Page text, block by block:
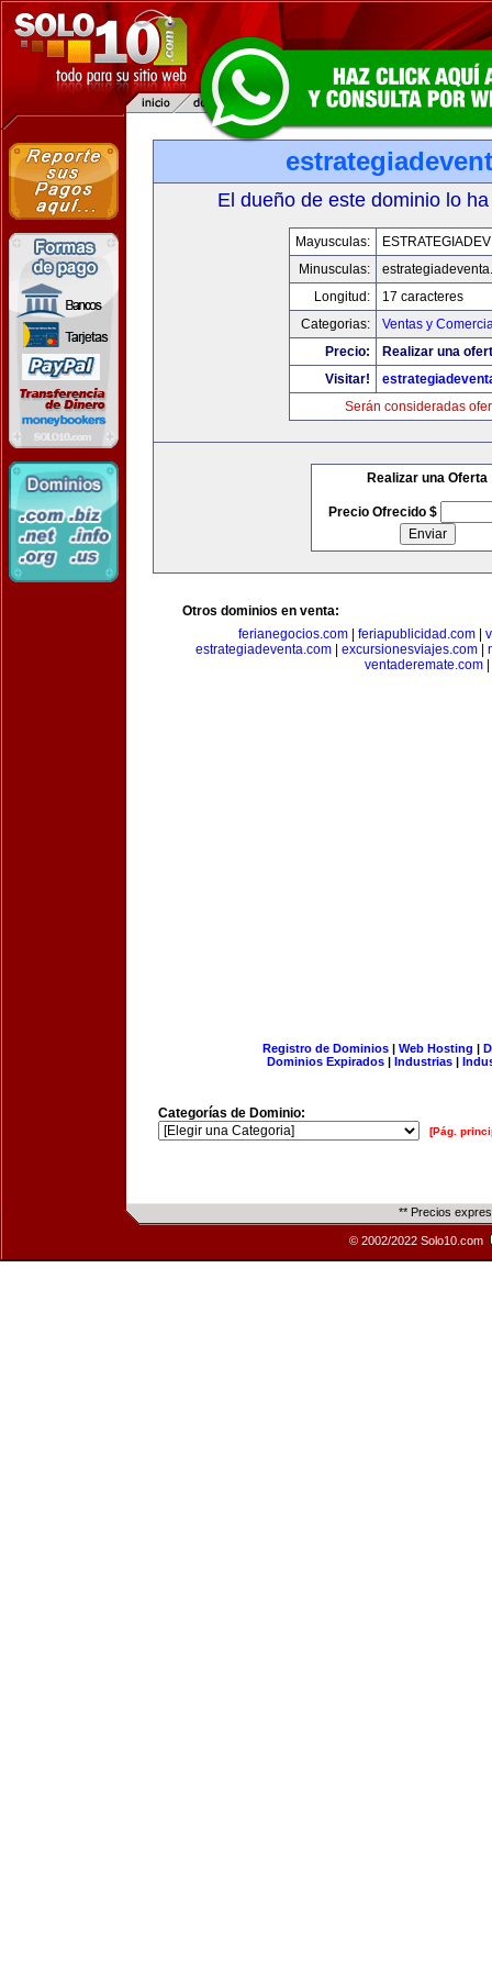
El dueño de este dominio lo
Mayusculas:
Minusculas:
Longitud:
17 caracteres
Categorias:
Ventas y
Precio:
Realizar una
Visitar!
Serán consideradas
Realizar una Oferta
Precio Ofrecido $
Otros dominios en venta:
ferianegocios.com| feriapublicidad.com|
estrategiadeventa.com| excursionesviajes.com|
ventaderemate.com
Registro de Dominios| Web Hosting |
Dominios Expirados | Industrias |
Categorías de Dominio:
[Pág.
** Precios
© 2002/2022 Solo10.com